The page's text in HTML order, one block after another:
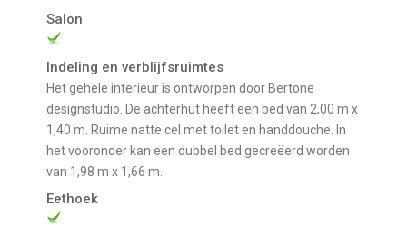
Salon
Indeling en verblijfsruimtes
Het gehele interieur is ontworpen door Bertone
designstudio. De achterhut heeft een bed van 2,00 m x
1,40 m. Ruime natte cel met toilet en handdouche. In
het vooronder kan een dubbel bed gecreëerd worden
van 1,98 m x 1,66 m.
Eethoek